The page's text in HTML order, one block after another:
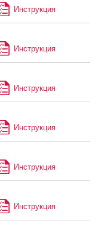
Инструкция
Инструкция
Инструкция
Инструкция
Инструкция
Инструкция